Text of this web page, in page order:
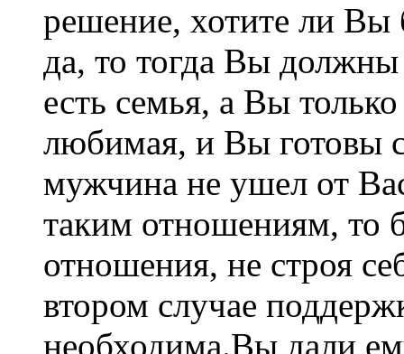
решение, хотите ли Вы
да, то тогда Вы
есть семья, а Вы
любимая, и Вы готовы
мужчина не ушел от
таким отношениям, то
отношения, не строя
втором случае
необходима.Вы дали